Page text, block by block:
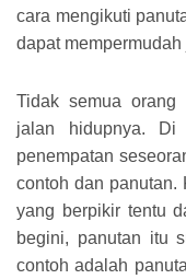
cara mengikuti
dapat
Tidak semua
jalan hidupnya.
penempatan
contoh dan panutan.
yang berpikir tentu
begini, panutan itu
contoh adalah